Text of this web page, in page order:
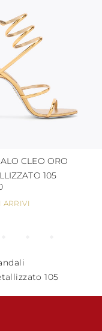
per evitare
ARRIVI
CLEO ORO
105
105